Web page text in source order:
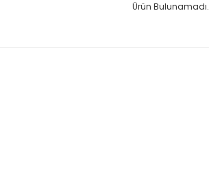
Ürün Bulunamadı.